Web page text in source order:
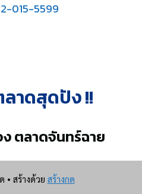
015-5599
าดสุดปัง !!
ตลาดจันทร์ฉาย
• สร้างด้วย สร้างกด